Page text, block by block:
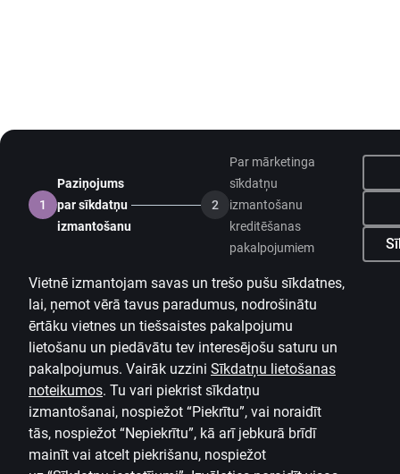
1
Paziņojums
par sīkdatņu
izmantošanu
2
Par mārketinga
sīkdatņu
izmantošanu
kreditēšanas
pakalpojumiem
Vietnē izmantojam savas un trešo pušu sīkdatnes,
lai, ņemot vērā tavus paradumus, nodrošinātu
ērtāku vietnes un tiešsaistes pakalpojumu
lietošanu un piedāvātu tev interesējošu saturu un
pakalpojumus. Vairāk uzzini Sīkdatņu lietošanas
noteikumos. Tu vari piekrist sīkdatņu
izmantošanai, nospiežot “Piekrītu”, vai noraidīt
tās, nospiežot “Nepiekrītu”, kā arī jebkurā brīdī
mainīt vai atcelt piekrišanu, nospiežot